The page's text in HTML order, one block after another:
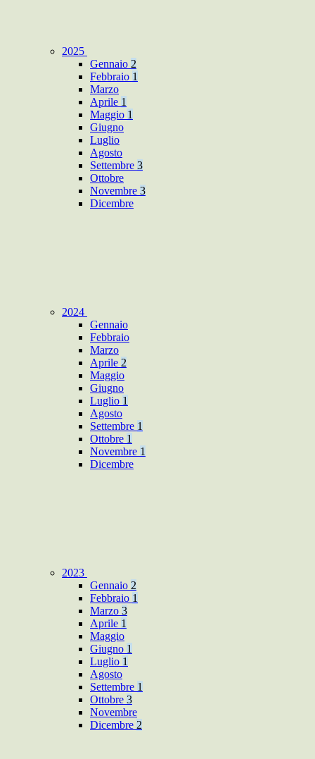
2025
Gennaio 2
Febbraio 1
Marzo
Aprile 1
Maggio 1
Giugno
Luglio
Agosto
Settembre 3
Ottobre
Novembre 3
Dicembre
2024
Gennaio
Febbraio
Marzo
Aprile 2
Maggio
Giugno
Luglio 1
Agosto
Settembre 1
Ottobre 1
Novembre 1
Dicembre
2023
Gennaio 2
Febbraio 1
Marzo 3
Aprile 1
Maggio
Giugno 1
Luglio 1
Agosto
Settembre 1
Ottobre 3
Novembre
Dicembre 2